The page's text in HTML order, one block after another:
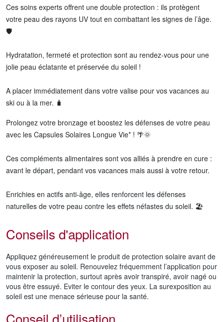
Ces soins experts offrent une double protection : ils protègent
votre peau des rayons UV tout en combattant les signes de l’âge.
🛡️
Hydratation, fermeté et protection sont au rendez-vous pour une
jolie peau éclatante et préservée du soleil !
A placer immédiatement dans votre valise pour vos vacances au
ski ou à la mer. 🧳
Prolongez votre bronzage et boostez les défenses de votre peau
avec les Capsules Solaires Longue Vie* ! 🌴🌞
Ces compléments alimentaires sont vos alliés à prendre en cure :
avant le départ, pendant vos vacances mais aussi à votre retour.
Enrichies en actifs anti-âge, elles renforcent les défenses
naturelles de votre peau contre les effets néfastes du soleil. 🏖️
Conseils d'application
Appliquez généreusement le produit de protection solaire avant de
vous exposer au soleil. Renouvelez fréquemment l’application pour
maintenir la protection, surtout après avoir transpiré, avoir nagé ou
vous être essuyé. Eviter le contour des yeux. La surexposition au
soleil est une menace sérieuse pour la santé.
Conseil d’utilisation